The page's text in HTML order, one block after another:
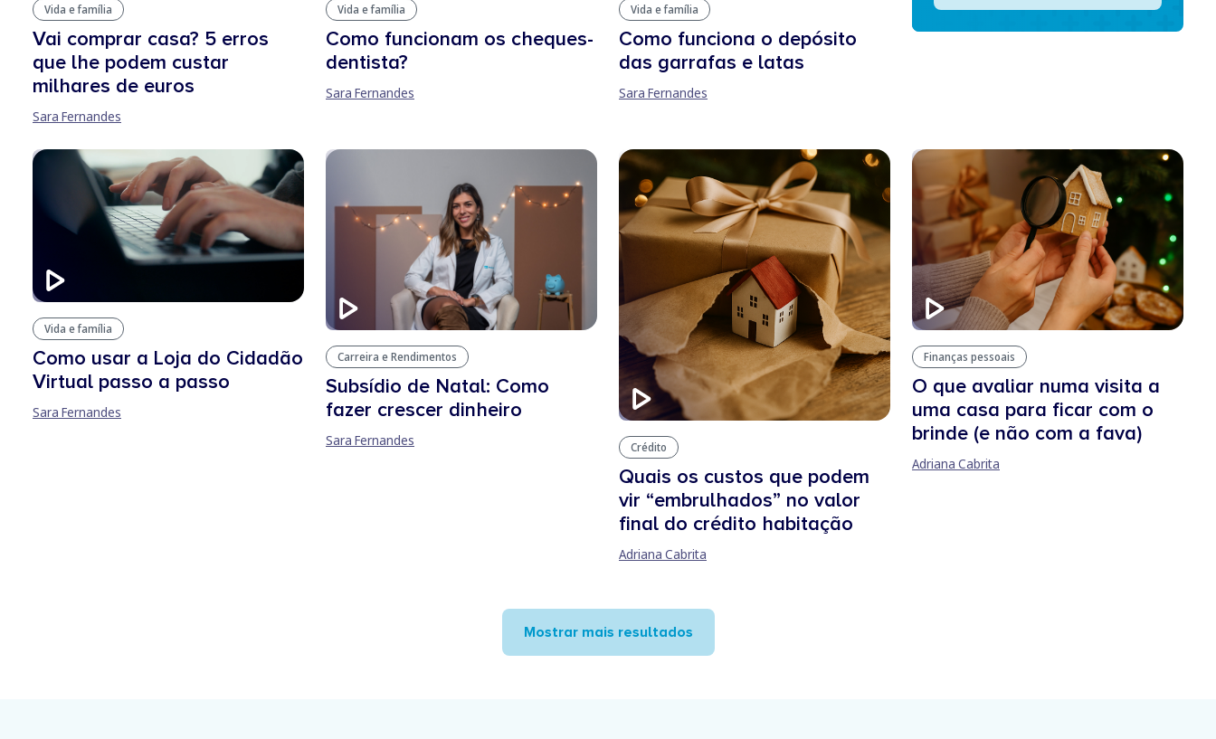
Vida e família
Vai comprar casa? 5 erros
que lhe podem custar
milhares de euros
Sara Fernandes
Vida e família
Como funcionam os cheques-
dentista?
Sara Fernandes
Vida e família
Como funciona o depósito
das garrafas e latas
Sara Fernandes
Vida e família
Como usar a Loja do Cidadão
Virtual passo a passo
Sara Fernandes
Carreira e Rendimentos
Subsídio de Natal: Como
fazer crescer dinheiro
Sara Fernandes Crédito
Quais os custos que podem
vir “embrulhados” no valor
final do crédito habitação
Adriana Cabrita
Finanças pessoais
O que avaliar numa visita a
uma casa para ficar com o
brinde (e não com a fava)
Adriana Cabrita
Mostrar mais resultados